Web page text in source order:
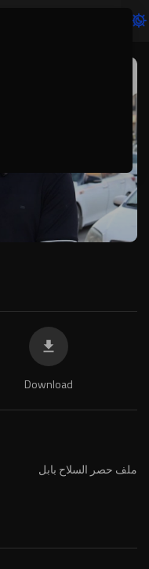
auto
Download
ملف حصر السلاح بابل